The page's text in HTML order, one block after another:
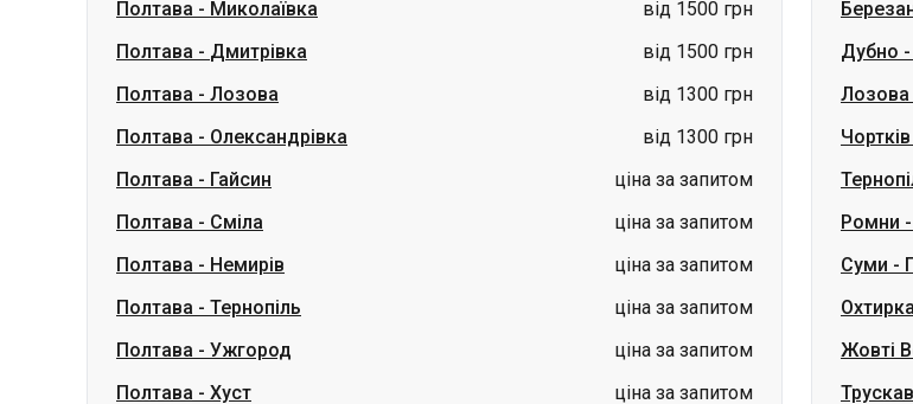
Полтава-Олександрівка
від 1300 грн
Полтава-Гайсин
ціна за запитом
Полтава-Сміла
ціна за запитом
Полтава-Немирів
ціна за запитом
Полтава-Тернопіль
ціна за запитом
Полтава-Ужгород
ціна за запитом
Полтава-Хуст ціна за запитом
Чортків
Ромни
Суми-
Жовті
Маршрути з м. Звягель